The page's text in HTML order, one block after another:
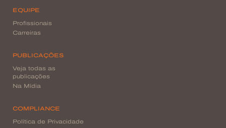
EQUIPE
Profissionais
Carreiras
PUBLICAÇÕES
Veja todas as
publicações
Na Mídia
COMPLIANCE
Política de Privacidade